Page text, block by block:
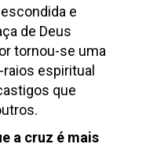
e
de Deus
tornou-se uma
espiritual
que
a cruz é mais